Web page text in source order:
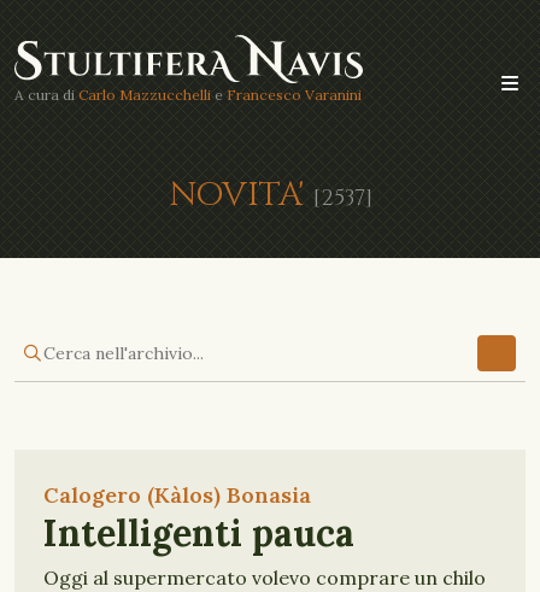
A cura di Carlo Mazzucchelli e Francesco Varanini
NOVITA' [2537]
Calogero (Kàlos) Bonasia
Intelligenti pauca
Oggi al supermercato volevo comprare un chilo